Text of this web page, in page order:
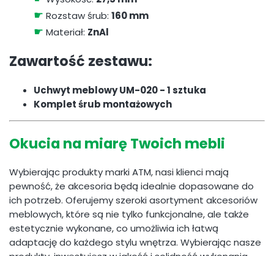
☛ Rozstaw śrub: 160 mm
☛ Materiał: ZnAl
Zawartość zestawu:
Uchwyt meblowy UM-020 - 1 sztuka
Komplet śrub montażowych
Okucia na miarę Twoich mebli
Wybierając produkty marki ATM, nasi klienci mają
pewność, że akcesoria będą idealnie dopasowane do
ich potrzeb. Oferujemy szeroki asortyment akcesoriów
meblowych, które są nie tylko funkcjonalne, ale także
estetycznie wykonane, co umożliwia ich łatwą
adaptację do każdego stylu wnętrza. Wybierając nasze